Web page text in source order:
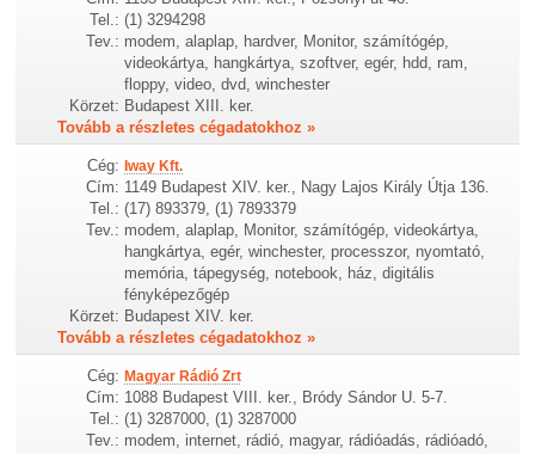
Tel.: (1) 3294298
Tev.: modem, alaplap, hardver, Monitor, számítógép,
videokártya, hangkártya, szoftver, egér, hdd, ram,
floppy, video, dvd, winchester
Körzet: Budapest XIII. ker.
Tovább a részletes cégadatokhoz »
Cég: Iway Kft.
Cím: 1149 Budapest XIV. ker., Nagy Lajos Király Útja 136.
Tel.: (17) 893379, (1) 7893379
Tev.: modem, alaplap, Monitor, számítógép, videokártya,
hangkártya, egér, winchester, processzor, nyomtató,
memória, tápegység, notebook, ház, digitális
fényképezőgép
Körzet: Budapest XIV. ker.
Tovább a részletes cégadatokhoz »
Cég: Magyar Rádió Zrt
Cím: 1088 Budapest VIII. ker., Bródy Sándor U. 5-7.
Tel.: (1) 3287000, (1) 3287000
Tev.: modem, internet, rádió, magyar, rádióadás, rádióadó,